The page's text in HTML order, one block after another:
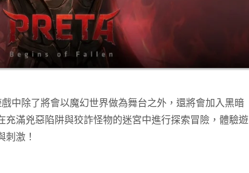
戲中除了將會以魔幻世界做為舞台之外，還將會加入黑暗
充滿兇惡陷阱與狡詐怪物的迷宮中進行探索冒險，體驗遊
刺激！